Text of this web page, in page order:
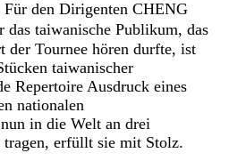
Für den DirigentenCHENG
das taiwanische Publikum, das
der Tournee hören durfte, ist
taiwanischer
Repertoire Ausdruck eines
nationalen
in die Welt an drei
erfüllt sie mit Stolz.